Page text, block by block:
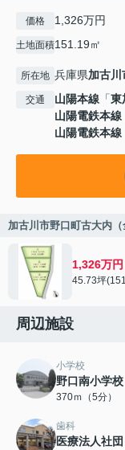
価格 1,326万円
土地面積151.19㎡
所在地 兵庫県加古川
交通 山陽本線 「東
山陽電鉄本線
山陽電鉄本線
加古川市野口町古大内
1,326万円
45.73坪
周辺施設
小学校
野口南小学校
370ｍ（5分）
歯科
医療法人社